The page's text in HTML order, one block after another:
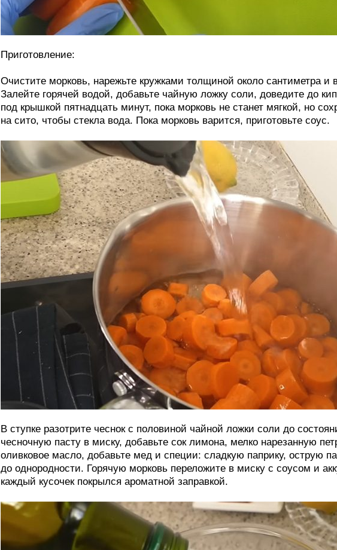
Приготовление:
Очистите морковь, нарежьте кружками толщиной около сантиметра
Залейте горячей водой, добавьте чайную ложку соли, доведите до
под крышкой пятнадцать минут, пока морковь не станет мягкой, но
на сито, чтобы стекла вода. Пока морковь варится, приготовьте соус.
В ступке разотрите чеснок с половиной чайной ложки соли до
чесночную пасту в миску, добавьте сок лимона, мелко нарезанную
оливковое масло, добавьте мед и специи: сладкую паприку, острую
до однородности. Горячую морковь переложите в миску с соусом и
каждый кусочек покрылся ароматной заправкой.